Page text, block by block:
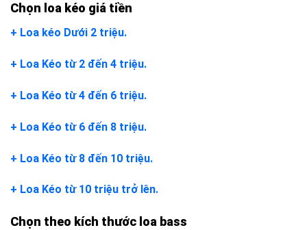
Chọn loa kéo giá tiền
+ Loa kéo Dưới 2 triệu.
+ Loa Kéo từ 2 đến 4 triệu.
+ Loa Kéo từ 4 đến 6 triệu.
+ Loa Kéo từ 6 đến 8 triệu.
+ Loa Kéo từ 8 đến 10 triệu.
+ Loa Kéo từ 10 triệu trở lên.
Chọn theo kích thước loa bass